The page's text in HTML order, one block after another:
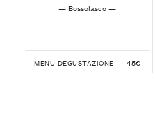
— Bossolasco —
MENU DEGUSTAZIONE — 45€